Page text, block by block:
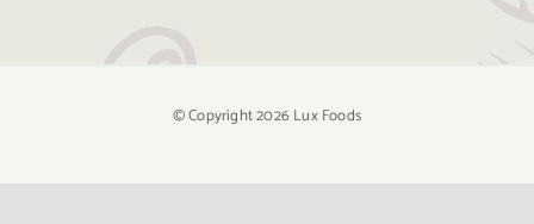
© Copyright2026 Lux Foods